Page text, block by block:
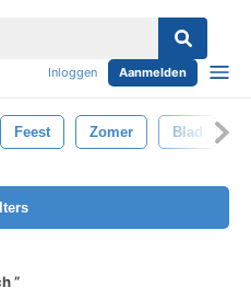
Inloggen Aanmelden
Feest Zomer Blad